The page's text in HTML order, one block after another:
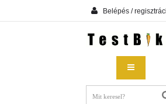
Belépés /